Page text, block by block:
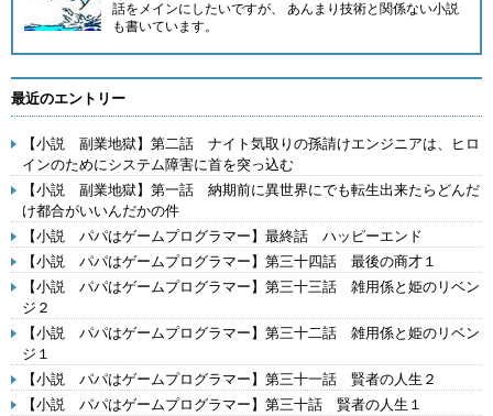
話をメインにしたいですが、 あんまり技術と関係ない小説
も書いています。
最近のエントリー
【小説 副業地獄】第二話 ナイト気取りの孫請けエンジニアは、ヒロ
インのためにシステム障害に首を突っ込む
【小説 副業地獄】第一話 納期前に異世界にでも転生出来たらどんだ
け都合がいいんだかの件
【小説 パパはゲームプログラマー】最終話 ハッピーエンド
【小説 パパはゲームプログラマー】第三十四話 最後の商才１
【小説 パパはゲームプログラマー】第三十三話 雑用係と姫のリベン
ジ２
【小説 パパはゲームプログラマー】第三十二話 雑用係と姫のリベン
ジ１
【小説 パパはゲームプログラマー】第三十一話 賢者の人生２
【小説 パパはゲームプログラマー】第三十話 賢者の人生１